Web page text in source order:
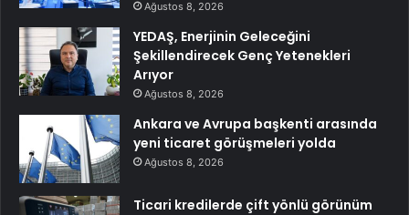
Ağustos 8, 2026
YEDAŞ, Enerjinin Geleceğini
Şekillendirecek Genç Yetenekleri
Arıyor
Ağustos 8, 2026
Ankara ve Avrupa başkenti arasında
yeni ticaret görüşmeleri yolda
Ağustos 8, 2026
Ticari kredilerde çift yönlü görünüm